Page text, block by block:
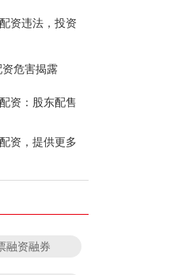
资违法，投资
危害揭露
资：股东配售
资，提供更多
融资融券